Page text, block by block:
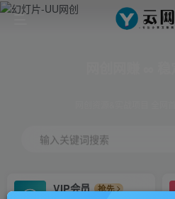
输入关键词搜索
VIP会员
抢先